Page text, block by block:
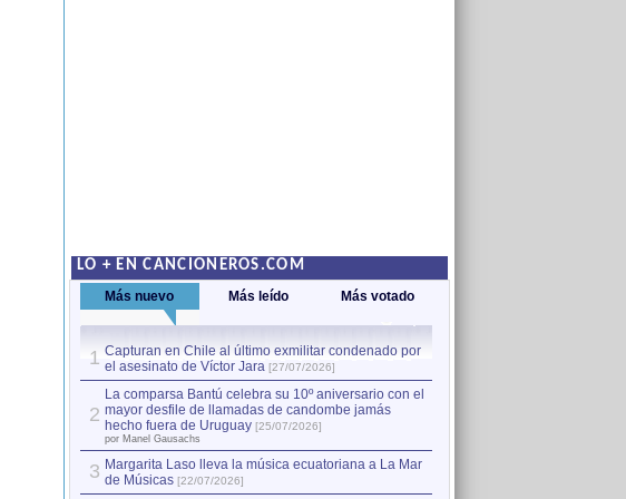
LO + EN CANCIONEROS.COM
Más nuevo Más leído Más votado
1 Capturan en Chile al último exmilitar condenado por
el asesinato de Víctor Jara [27/07/2026]
2
La comparsa Bantú celebra su 10º aniversario con el
mayor desfile de llamadas de candombe jamás
hecho fuera de Uruguay [25/07/2026]
por Manel Gausachs
3 Margarita Laso lleva la música ecuatoriana a La Mar
de Músicas [22/07/2026]